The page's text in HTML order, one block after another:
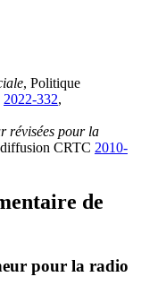
, Politique
2022-332,
révisées pour la
CRTC 2010-
de
pour la radio